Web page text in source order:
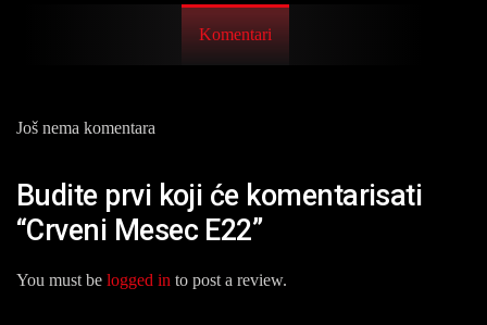
Komentari
Još nema komentara
Budite prvi koji će komentarisati
“Crveni Mesec E22”
You must be logged in to post a review.